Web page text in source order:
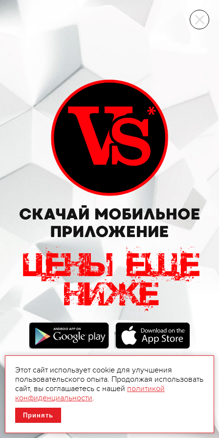
ВИННЫЙ СКЛАД
Этот сайт использует cookie для улучшения
пользовательского опыта. Продолжая использовать
сайт, вы соглашаетесь с нашей политикой
конфиденциальности.
Принять